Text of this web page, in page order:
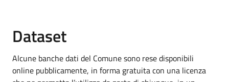
Dataset
Alcune banche dati del Comune sono rese disponibili
online pubblicamente, in forma gratuita con una licenza